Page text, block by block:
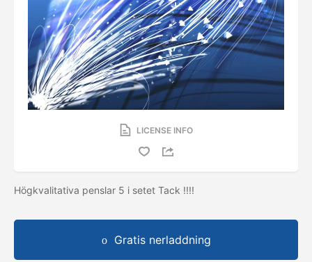
LICENSE INFO
Högkvalitativa penslar 5 i setet Tack !!!!
Gratis nerladdning